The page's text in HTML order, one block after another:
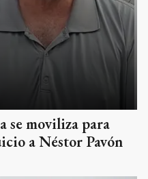
se moviliza para
a Néstor Pavón